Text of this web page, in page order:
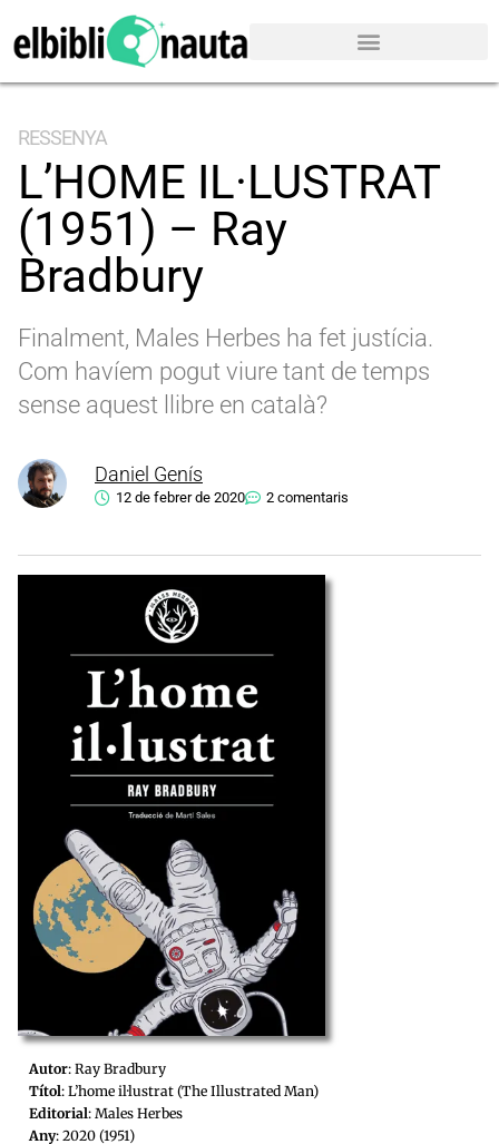
RESSENYA
L’HOME IL·LUSTRAT
(1951) – Ray
Bradbury
Finalment, Males Herbes ha fet justícia.
Com havíem pogut viure tant de temps
sense aquest llibre en català?
Daniel Genís
12 de febrer de 2020 2 comentaris
Autor: Ray Bradbury
Títol: L’home il·lustrat (The Illustrated Man)
Editorial: Males Herbes
Any: 2020 (1951)